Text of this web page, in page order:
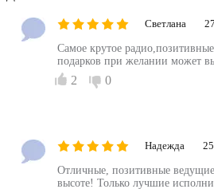
Светлана
Самое крутое
подарков при желании может
2 0
Надежда
Отличные, позитивные
высоте! Только лучшие